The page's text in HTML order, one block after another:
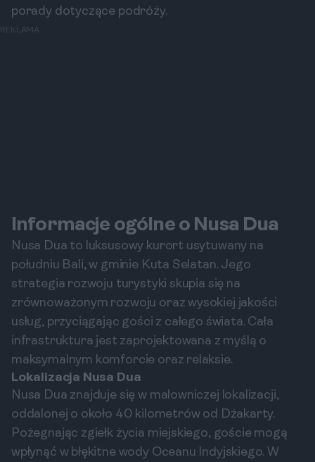
porady dotyczące podróży.
REKLAMA
Informacje ogólne o Nusa Dua
Nusa Dua to luksusowy kurort usytuwany na
południu Bali, w gminie Kuta Selatan. Jego
strategia rozwoju turystyki skupia się na
zrównoważonym rozwoju oraz wysokiej jakości
usług, przyciągając gości z całego świata. Cała
infrastruktura jest zaprojektowana z myślą o
maksymalnym komforcie oraz relaksie.
Lokalizacja Nusa Dua
Nusa Dua znajduje się w malowniczej lokalizacji,
oddalonej o około 40 kilometrów od Dżakarty.
Pożegnając zgiełk życia miejskiego, goście mogą
wpłynąć w błękitne wody Oceanu Indyjskiego. W